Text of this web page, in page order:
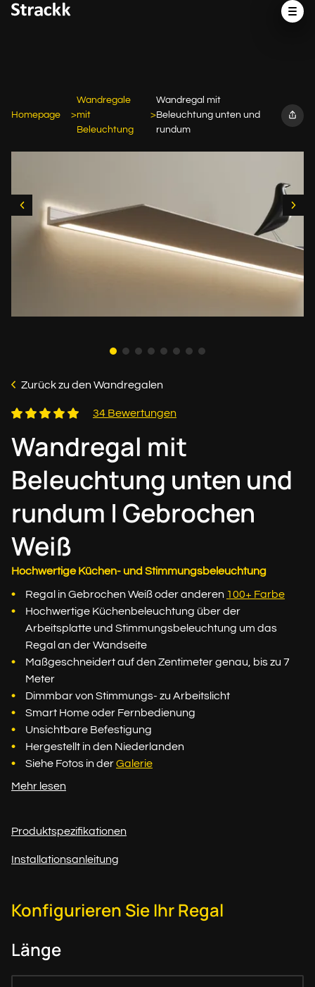
Homepage
Wandregale
mit
Beleuchtung
Wandregal mit
Beleuchtung unten und
rundum
Zurück zu den Wandregalen
34 Bewertungen
Wandregal mit
Beleuchtung unten und
rundum | Gebrochen
Weiß
Hochwertige Küchen- und Stimmungsbeleuchtung
Regal in Gebrochen Weiß oder anderen 100+ Farbe
Hochwertige Küchenbeleuchtung über der
Arbeitsplatte und Stimmungsbeleuchtung um das
Regal an der Wandseite
Maßgeschneidert auf den Zentimeter genau, bis zu 7
Meter
Dimmbar von Stimmungs- zu Arbeitslicht
Smart Home oder Fernbedienung
Unsichtbare Befestigung
Hergestellt in den Niederlanden
Siehe Fotos in derGalerie
Mehr lesen
Produktspezifikationen
Installationsanleitung
Konfigurieren Sie Ihr Regal
Länge